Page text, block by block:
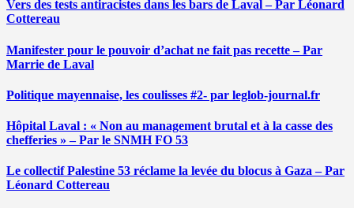
Vers des tests antiracistes dans les bars de Laval – Par Léonard
Cottereau
Manifester pour le pouvoir d’achat ne fait pas recette – Par
Marrie de Laval
Politique mayennaise, les coulisses #2- par leglob-journal.fr
Hôpital Laval : « Non au management brutal et à la casse des
chefferies » – Par le SNMH FO 53
Le collectif Palestine 53 réclame la levée du blocus à Gaza – Par
Léonard Cottereau